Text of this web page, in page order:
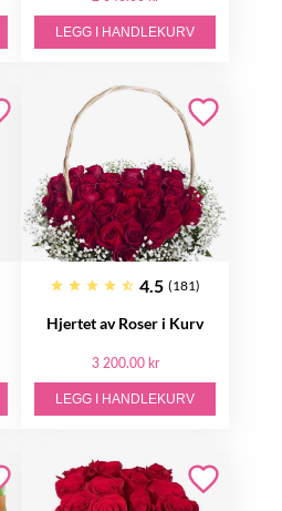
LEGG I HANDLEKURV
4.5 (181)
Hjertet av Roser i Kurv
3 200.00 kr
LEGG I HANDLEKURV